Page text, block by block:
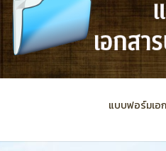
แบบฟอร์มเอ